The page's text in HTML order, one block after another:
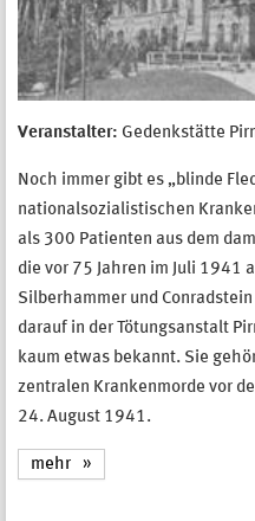
Veranstalter: Gedenkstätte
Noch immer gibt es „blinde
nationalsozialistischen
als 300 Patienten aus dem
die vor 75 Jahren im Juli 1941
Silberhammer und
darauf in der Tötungsanstalt
kaum etwas bekannt. Sie
zentralen Krankenmorde vor
24. August 1941.
mehr